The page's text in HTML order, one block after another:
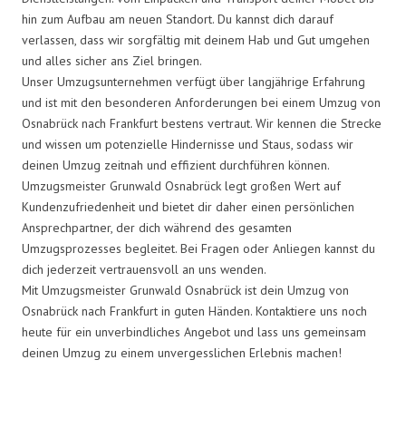
hin zum Aufbau am neuen Standort. Du kannst dich darauf
verlassen, dass wir sorgfältig mit deinem Hab und Gut umgehen
und alles sicher ans Ziel bringen.
Unser Umzugsunternehmen verfügt über langjährige Erfahrung
und ist mit den besonderen Anforderungen bei einem Umzug von
Osnabrück nach Frankfurt bestens vertraut. Wir kennen die Strecke
und wissen um potenzielle Hindernisse und Staus, sodass wir
deinen Umzug zeitnah und effizient durchführen können.
Umzugsmeister Grunwald Osnabrück legt großen Wert auf
Kundenzufriedenheit und bietet dir daher einen persönlichen
Ansprechpartner, der dich während des gesamten
Umzugsprozesses begleitet. Bei Fragen oder Anliegen kannst du
dich jederzeit vertrauensvoll an uns wenden.
Mit Umzugsmeister Grunwald Osnabrück ist dein Umzug von
Osnabrück nach Frankfurt in guten Händen. Kontaktiere uns noch
heute für ein unverbindliches Angebot und lass uns gemeinsam
deinen Umzug zu einem unvergesslichen Erlebnis machen!